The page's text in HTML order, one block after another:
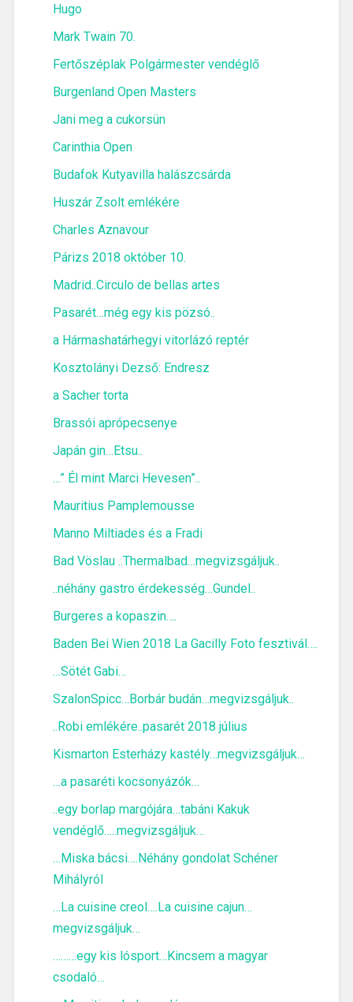
Hugo
Mark Twain 70.
Fertőszéplak Polgármester vendéglő
Burgenland Open Masters
Jani meg a cukorsün
Carinthia Open
Budafok Kutyavilla halászcsárda
Huszár Zsolt emlékére
Charles Aznavour
Párizs 2018 október 10.
Madrid..Circulo de bellas artes
Pasarét…még egy kis pözsó..
a Hármashatárhegyi vitorlázó reptér
Kosztolányi Dezső: Endresz
a Sacher torta
Brassói aprópecsenye
Japán gin…Etsu..
…” Él mint Marci Hevesen”..
Mauritius Pamplemousse
Manno Miltiades és a Fradi
Bad Vöslau ..Thermalbad…megvizsgáljuk..
..néhány gastro érdekesség…Gundel..
Burgeres a kopaszin….
Baden Bei Wien 2018 La Gacilly Foto fesztivál….
…Sötét Gabi…
SzalonSpicc…Borbár budán…megvizsgáljuk..
..Robi emlékére..pasarét 2018 július
Kismarton Esterházy kastély…megvizsgáljuk…
…a pasaréti kocsonyázók…
..egy borlap margójára…tabáni Kakuk
vendéglő…..megvizsgáljuk…
…Miska bácsi….Néhány gondolat Schéner
Mihályról
…La cuisine creol….La cuisine cajun…
megvizsgáljuk…
………egy kis lósport…Kincsem a magyar
csodaló…